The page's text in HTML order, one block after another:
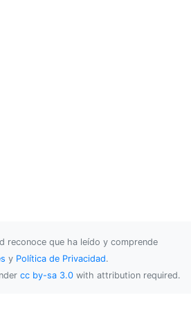
reconoce que ha leído y comprende
y Política de Privacidad.
cc by-sa 3.0 with attribution required.